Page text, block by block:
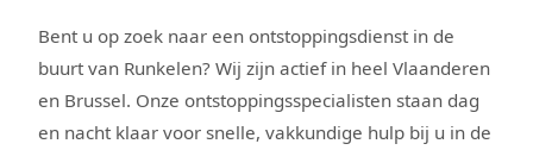
Bent u op zoek naar een ontstoppingsdienst in de
buurt van Runkelen? Wij zijn actief in heel Vlaanderen
en Brussel. Onze ontstoppingsspecialisten staan dag
en nacht klaar voor snelle, vakkundige hulp bij u in de